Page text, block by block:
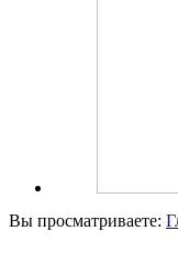
Вы просматриваете: